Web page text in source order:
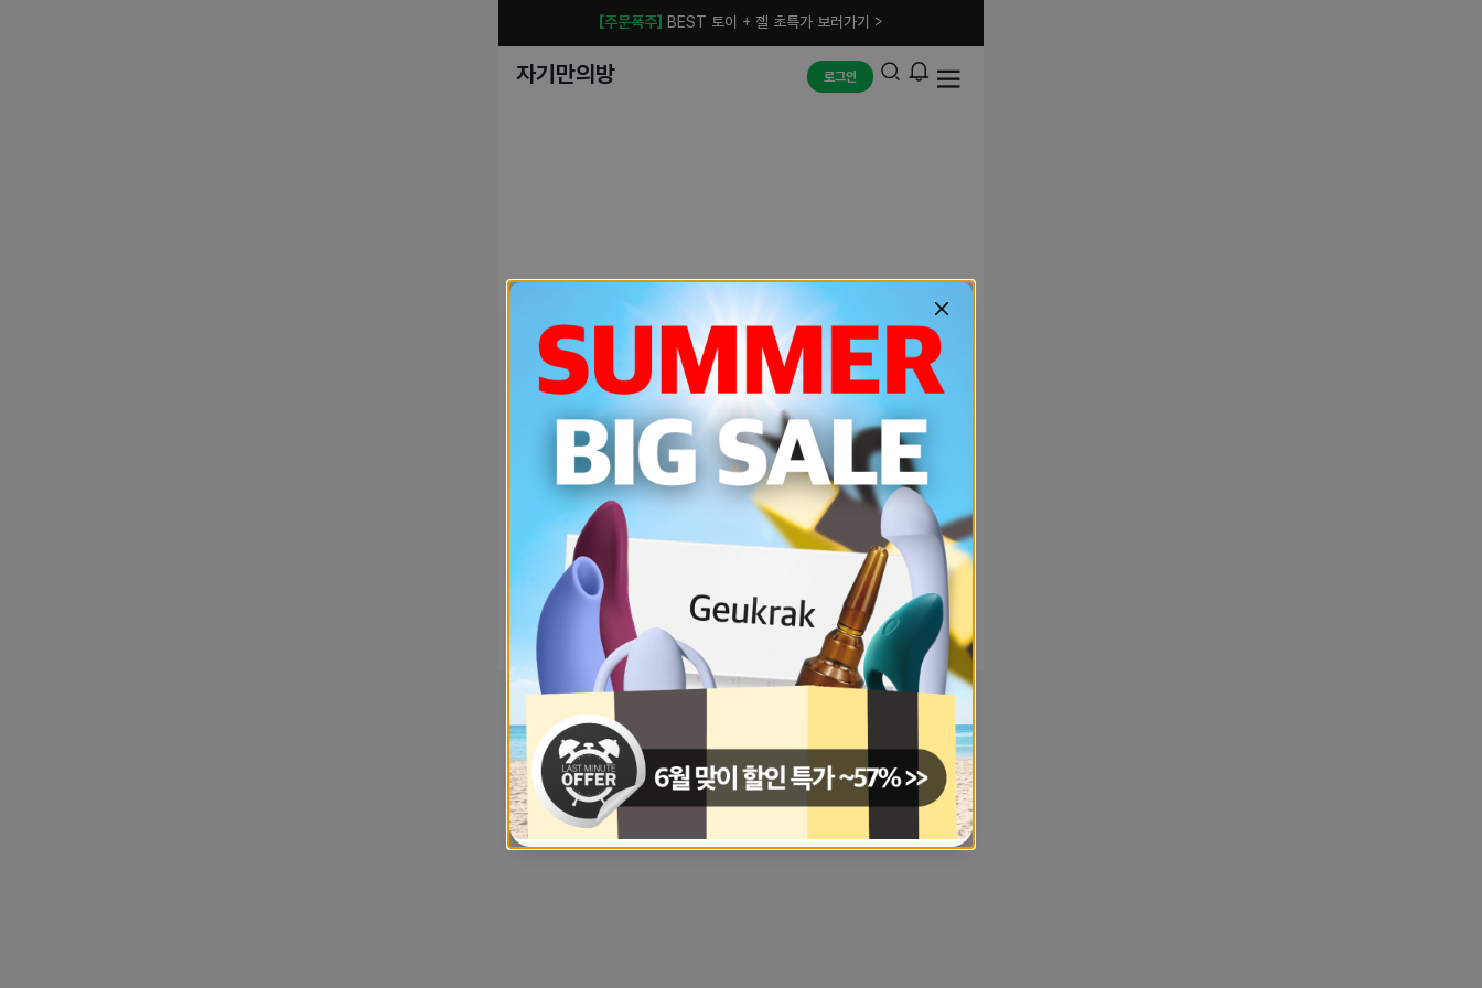
[주문폭주] BEST 토이 + 젤 초특가 보러가기 >
자기만의방 로그인
예상치 못한 에러입니다.